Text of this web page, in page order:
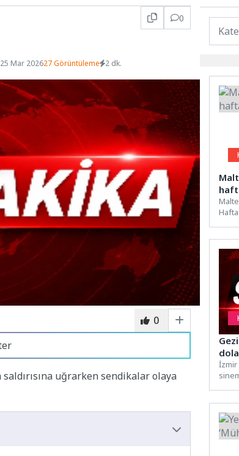
0
Mar 202627 Görüntüleme 2 dk.
0
uğrarken sendikalar olaya
İzmir